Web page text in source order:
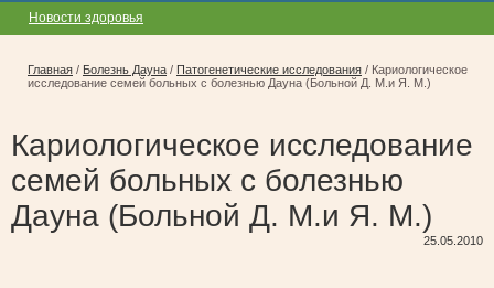
Новости здоровья
Главная / Болезнь Дауна / Патогенетические исследования / Кариологическое
исследование семей больных с болезнью Дауна (Больной Д. М.и Я. М.)
Кариологическое исследование
семей больных с болезнью
Дауна (Больной Д. М.и Я. М.)
25.05.2010